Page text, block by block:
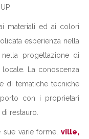
materiali ed ai colori
esperienza nella
progettazione di
La conoscenza
di tematiche tecniche
con i proprietari
restauro.
sue varie forme, ville,